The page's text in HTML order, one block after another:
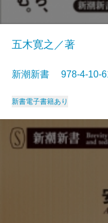
五木寛之／著
新潮新書 978-4-10-
新書電子書籍あり